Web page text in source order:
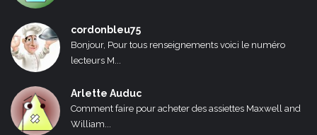
cordonbleu75
Bonjour, Pour tous renseignements voici le numéro
lecteurs M...
Arlette Auduc
Comment faire pour acheter des assiettes Maxwell and
William...